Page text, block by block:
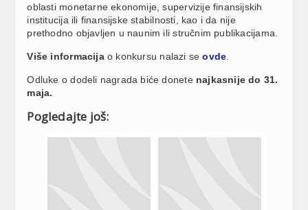
oblasti monetarne ekonomije, supervizije finansijskih
institucija ili finansijske stabilnosti, kao i da nije
prethodno objavljen u naunim ili stručnim publikacijama.
Više informacijao konkursu nalazi seovde
Odluke o dodeli nagrada biće donetenajkasnije do 31.
maja.
Pogledajte još: